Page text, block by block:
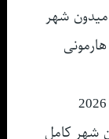
شهر
شهر کامل